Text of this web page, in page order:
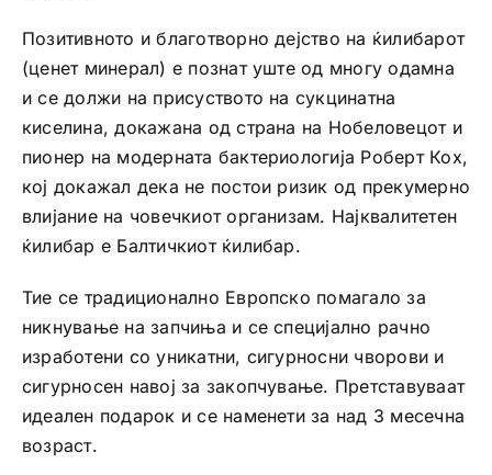
Позитивното и благотворно дејство на ќилибарот
(ценет минерал) е познат уште од многу одамна
и се должи на присуството на сукцинатна
киселина, докажана од страна на Нобеловецот и
пионер на модерната бактериологија Роберт Кох,
кој докажал дека не постои ризик од прекумерно
влијание на човечкиот организам. Најквалитетен
ќилибар е Балтичкиот ќилибар.
Тие се традиционално Европско помагало за
никнување на запчиња и се специјално рачно
изработени со уникатни, сигурносни чворови и
сигурносен навој за закопчување. Претставуваат
идеален подарок и се наменети за над 3 месечна
возраст.